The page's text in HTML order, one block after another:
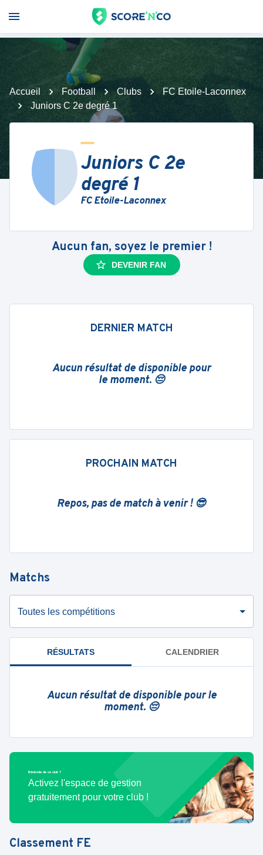
Accueil Football Clubs
FC Etoile-Laconnex
Juniors C 2e degré 1
Juniors C 2e
degré 1
FC Etoile-Laconnex
Aucun fan, soyez le premier !
DEVENIR FAN
DERNIER MATCH
Aucun résultat de disponible pour
le moment. 😔
PROCHAIN MATCH
Repos, pas de match à venir ! 😎
Matchs
Toutes les compétitions
RÉSULTATS CALENDRIER
Aucun résultat de disponible pour le
moment. 😔
Bénévole de ce club ?
Activez l'espace de gestion
gratuitement pour votre club !
Classement FE